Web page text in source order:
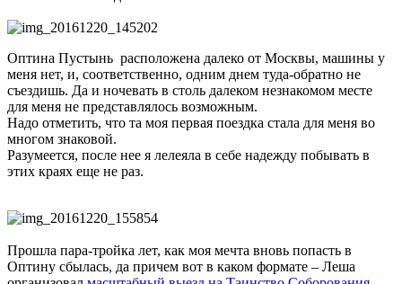
Оптина Пустынь расположена далеко от Москвы, машины у
меня нет, и, соответственно, одним днем туда-обратно не
съездишь. Да и ночевать в столь далеком незнакомом месте
для меня не представлялось возможным.
Надо отметить, что та моя первая поездка стала для меня во
многом знаковой.
Разумеется, после нее я лелеяла в себе надежду побывать в
этих краях еще не раз.
Прошла пара-тройка лет, как моя мечта вновь попасть в
Оптину сбылась, да причем вот в каком формате – Леша